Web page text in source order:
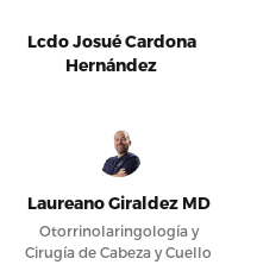
Lcdo Josué Cardona
Hernández
Laureano Giraldez MD
Otorrinolaringología y
Cirugía de Cabeza y Cuello